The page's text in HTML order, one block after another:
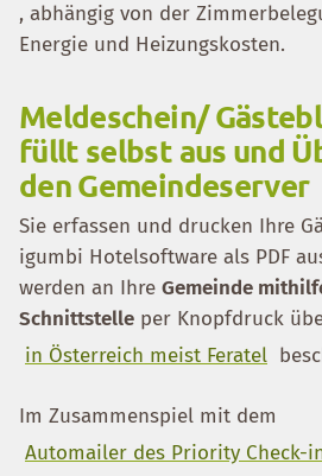
, abhängig von der
Energie und Heizungskosten.
Meldeschein/
füllt selbst aus und
den Gemeindeserver
Sie erfassen und drucken Ihre
igumbi Hotelsoftware als PDF
werden an Ihre Gemeinde
Schnittstelle per Knopfdruck
in Österreich meist Feratel
Im Zusammenspiel mit dem
Automailer des Priority Check-